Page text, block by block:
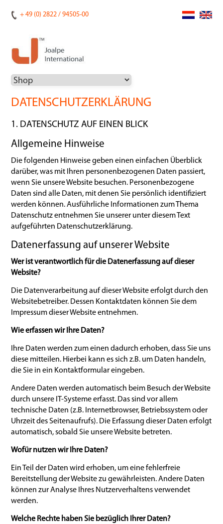
+ 49 (0) 2822 / 94505-00
DATENSCHUTZERKLÄRUNG
1. DATENSCHUTZ AUF EINEN BLICK
Allgemeine Hinweise
Die folgenden Hinweise geben einen einfachen Überblick
darüber, was mit Ihren personenbezogenen Daten passiert,
wenn Sie unsere Website besuchen. Personenbezogene
Daten sind alle Daten, mit denen Sie persönlich identifiziert
werden können. Ausführliche Informationen zum Thema
Datenschutz entnehmen Sie unserer unter diesem Text
aufgeführten Datenschutzerklärung.
Datenerfassung auf unserer Website
Wer ist verantwortlich für die Datenerfassung auf dieser
Website?
Die Datenverarbeitung auf dieser Website erfolgt durch den
Websitebetreiber. Dessen Kontaktdaten können Sie dem
Impressum dieser Website entnehmen.
Wie erfassen wir Ihre Daten?
Ihre Daten werden zum einen dadurch erhoben, dass Sie uns
diese mitteilen. Hierbei kann es sich z.B. um Daten handeln,
die Sie in ein Kontaktformular eingeben.
Andere Daten werden automatisch beim Besuch der Website
durch unsere IT-Systeme erfasst. Das sind vor allem
technische Daten (z.B. Internetbrowser, Betriebssystem oder
Uhrzeit des Seitenaufrufs). Die Erfassung dieser Daten erfolgt
automatisch, sobald Sie unsere Website betreten.
Wofür nutzen wir Ihre Daten?
Ein Teil der Daten wird erhoben, um eine fehlerfreie
Bereitstellung der Website zu gewährleisten. Andere Daten
können zur Analyse Ihres Nutzerverhaltens verwendet
werden.
Welche Rechte haben Sie bezüglich Ihrer Daten?